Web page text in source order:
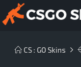
CS : GO Skins